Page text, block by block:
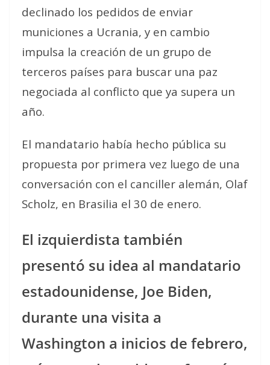
declinado los pedidos de enviar
municiones a Ucrania, y en cambio
impulsa la creación de un grupo de
terceros países para buscar una paz
negociada al conflicto que ya supera un
año.
El mandatario había hecho pública su
propuesta por primera vez luego de una
conversación con el canciller alemán, Olaf
Scholz, en Brasilia el 30 de enero.
El izquierdista también
presentó su idea al mandatario
estadounidense, Joe Biden,
durante una visita a
Washington a inicios de febrero,